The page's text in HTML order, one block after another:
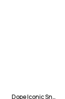
Dope Iconic Snowboardbyxa Man